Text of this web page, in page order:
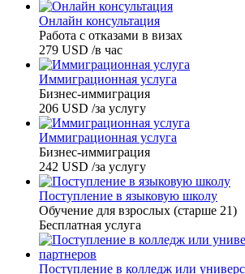
Онлайн консультация
Работа с отказами в визах
279 USD /в час
Иммиграционная услуга
Бизнес-иммиграция
206 USD /за услугу
Иммиграционная услуга
Бизнес-иммиграция
242 USD /за услугу
Поступление в языковую школу
Обучение для взрослых (старше 21)
Бесплатная услуга
Поступление в колледж или